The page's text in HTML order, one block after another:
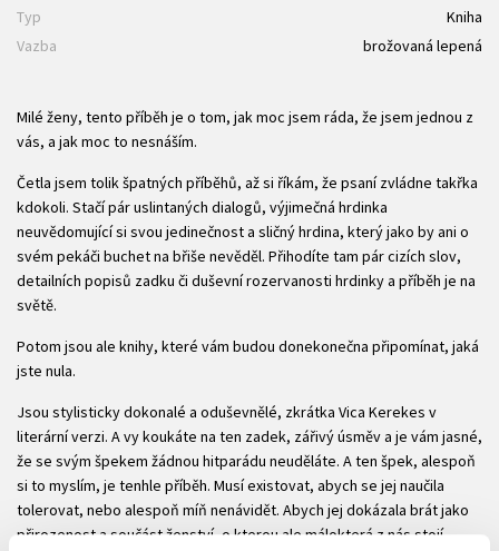
Typ
Kniha
Vazba
brožovaná lepená
Milé ženy, tento příběh je o tom, jak moc jsem ráda, že jsem jednou z
vás, a jak moc to nesnáším.
Četla jsem tolik špatných příběhů, až si říkám, že psaní zvládne takřka
kdokoli. Stačí pár uslintaných dialogů, výjimečná hrdinka
neuvědomující si svou jedinečnost a sličný hrdina, který jako by ani o
svém pekáči buchet na břiše nevěděl. Přihodíte tam pár cizích slov,
detailních popisů zadku či duševní rozervanosti hrdinky a příběh je na
světě.
Potom jsou ale knihy, které vám budou donekonečna připomínat, jaká
jste nula.
Jsou stylisticky dokonalé a oduševnělé, zkrátka Vica Kerekes v
literární verzi. A vy koukáte na ten zadek, zářivý úsměv a je vám jasné,
že se svým špekem žádnou hitparádu neuděláte. A ten špek, alespoň
si to myslím, je tenhle příběh. Musí existovat, abych se jej naučila
tolerovat, nebo alespoň míň nenávidět. Abych jej dokázala brát jako
přirozenost a součást ženství, o kterou ale málokterá z nás stojí.